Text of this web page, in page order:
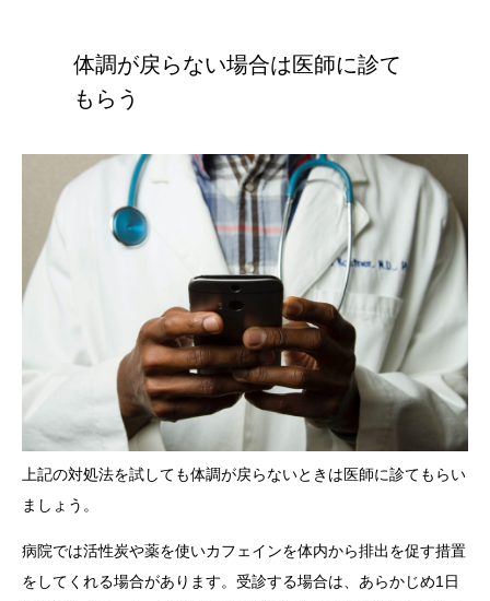
体調が戻らない場合は医師に診て
もらう
上記の対処法を試しても体調が戻らないときは医師に診てもらい
ましょう。
病院では活性炭や薬を使いカフェインを体内から排出を促す措置
をしてくれる場合があります。受診する場合は、あらかじめ1日